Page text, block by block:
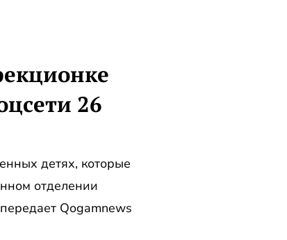
26
детях, которые
отделении
Qogamnews